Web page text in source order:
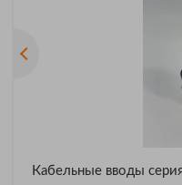
Кабельные вводы